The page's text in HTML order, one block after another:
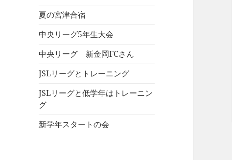
夏の宮津合宿
中央リーグ5年生大会
中央リーグ 新金岡FCさん
JSLリーグとトレーニング
JSLリーグと低学年はトレーニン
グ
新学年スタートの会